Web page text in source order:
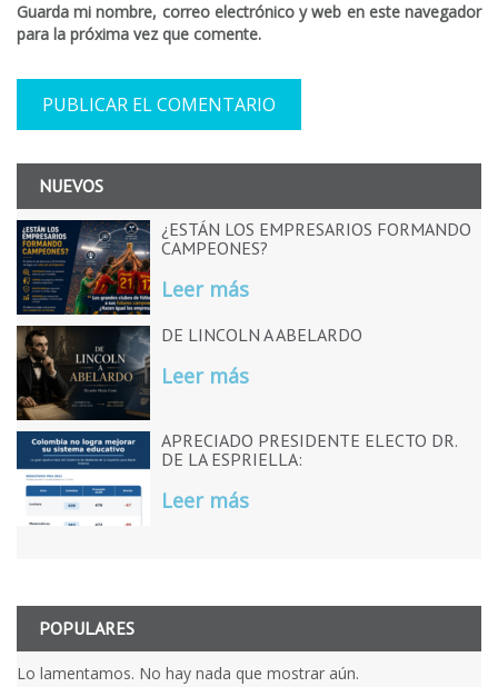
Guarda mi nombre, correo electrónico y web en este navegador
para la próxima vez que comente.
NUEVOS
¿ESTÁN LOS EMPRESARIOS FORMANDO
CAMPEONES?
Leer más
DE LINCOLN A ABELARDO
Leer más
APRECIADO PRESIDENTE ELECTO DR.
DE LA ESPRIELLA:
Leer más
POPULARES
Lo lamentamos. No hay nada que mostrar aún.